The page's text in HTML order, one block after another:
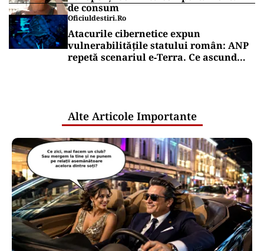
de consum
Oficiuldestiri.ro
Atacurile cibernetice expun
vulnerabilitățile statului român: ANP
repetă scenariul e‑Terra. Ce ascund
Alte Articole Importante